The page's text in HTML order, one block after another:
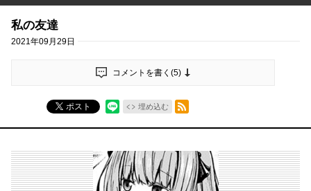
私の友達
2021年09月29日
コメントを書く(5)
ポスト 埋め込む
RSSフィード